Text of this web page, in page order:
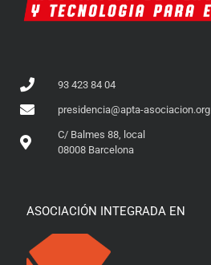
93 423 84 04
presidencia@apta-asociacion.org
C/ Balmes 88, local
08008 Barcelona
ASOCIACIÓN INTEGRADA EN